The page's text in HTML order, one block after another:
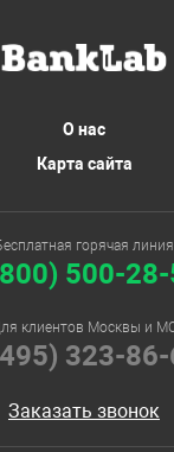
О нас
Карта сайта
горячая линия
500-
клиентов Москвы и
323-
Заказать звонок